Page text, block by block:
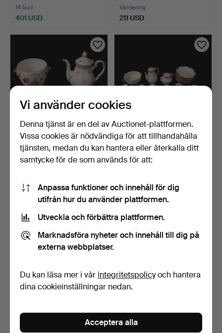
14 bud
401 USD
Värdering
211 USD
YTTERFODER,
KAFFEKANNA SAMT
SOCKERSKÅL, me…
3 dagar
53 USD
SERVISDELAR, porslin,
Tettau, 37 delar.
4 dagar
106 USD
"Noel" Royal Grafton…
4 dagar
"Helena" Rosenthal T…
Vi använder cookies
Denna tjänst är en del av Auctionet-plattformen.
Vissa cookies är nödvändiga för att tillhandahålla
tjänsten, medan du kan hantera eller återkalla ditt
samtycke för de som används för att:
Anpassa funktioner och innehåll för dig
utifrån hur du använder plattformen.
Utveckla och förbättra plattformen.
Marknadsföra nyheter och innehåll till dig på
externa webbplatser.
Du kan läsa mer i vår integritetspolicyoch hantera
dina cookieinställningar nedan.
Acceptera alla